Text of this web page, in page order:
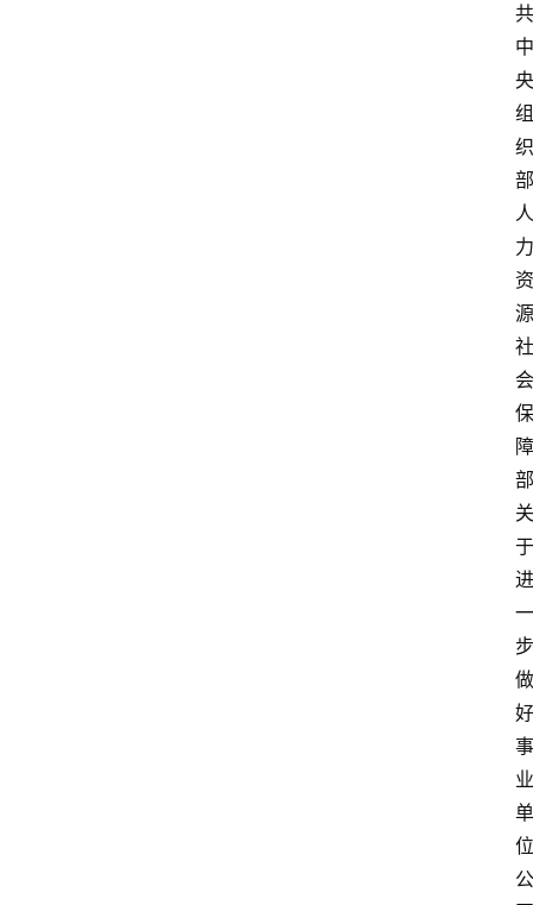
共
中
央
组
织
部
人
力
资
源
社
会
保
障
部
关
于
进
一
步
做
好
事
业
单
位
公